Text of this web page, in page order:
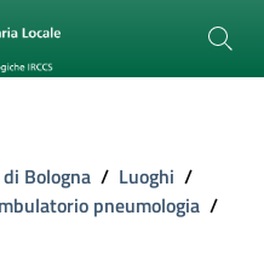
Bologna / Luoghi /
pneumologia /